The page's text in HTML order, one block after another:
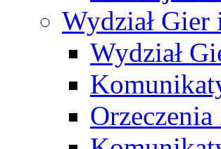
Wydział
Wydział
Orzeczenia